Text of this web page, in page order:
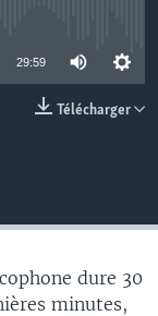
29:59
Télécharger
dure 30
minutes,